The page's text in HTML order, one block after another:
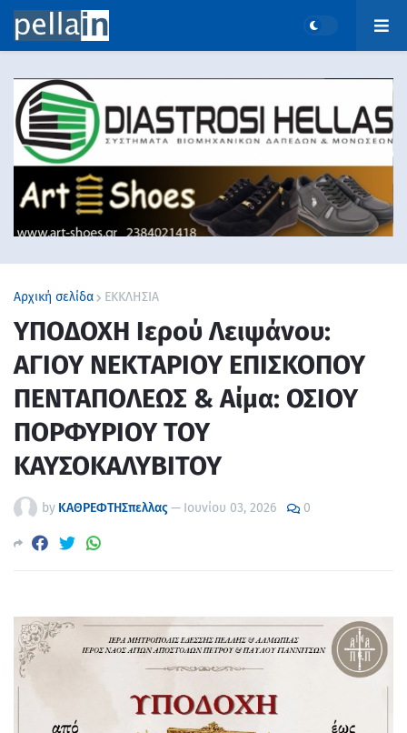
Αρχική σελίδα ΕΚΚΛΗΣΙΑ
ΥΠΟΔΟΧΗ Ιερού Λειψάνου:
ΑΓΙΟΥ ΝΕΚΤΑΡΙΟΥ ΕΠΙΣΚΟΠΟΥ
ΠΕΝΤΑΠΟΛΕΩΣ & Αίμα: ΟΣΙΟΥ
ΠΟΡΦΥΡΙΟΥ ΤΟΥ
ΚΑΥΣΟΚΑΛΥΒΙΤΟΥ
by ΚΑΘΡΕΦΤΗΣπελλας— Ιουνίου 03, 2026 0